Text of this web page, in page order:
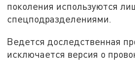
поколения используются
спецподразделениями.
Ведется доследственная
исключается версия о